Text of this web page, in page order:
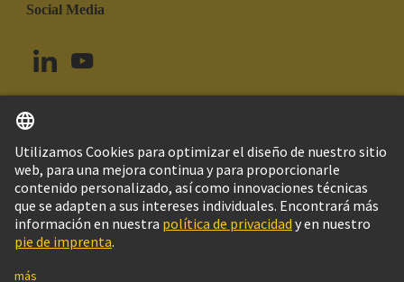
Social Media
Uruguay Español
© Grupo Tecnológico HARTING